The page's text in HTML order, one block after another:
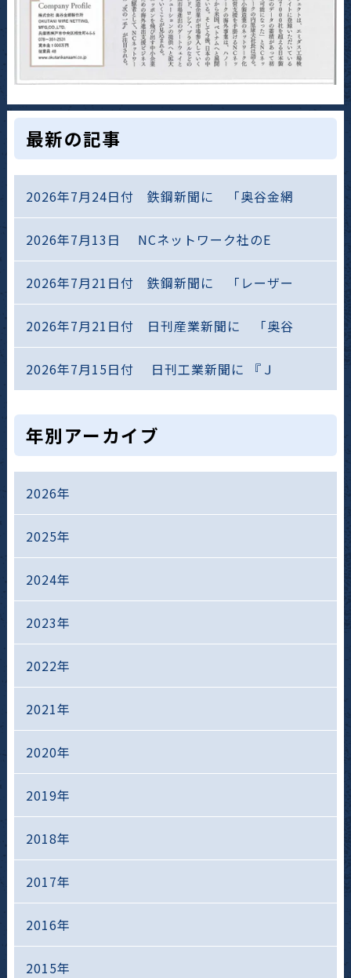
最新の記事
2026年7月24日付 鉄鋼新聞に 「奥谷金網
2026年7月13日 NCネットワーク社のE
2026年7月21日付 鉄鋼新聞に 「レーザー
2026年7月21日付 日刊産業新聞に 「奥谷
2026年7月15日付 日刊工業新聞に 『Ｊ
年別アーカイブ
2026年
2025年
2024年
2023年
2022年
2021年
2020年
2019年
2018年
2017年
2016年
2015年